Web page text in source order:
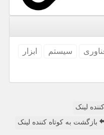
سیستم
ابزار
لینک
بازگشت به کوتاه کننده لینک